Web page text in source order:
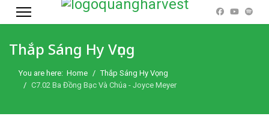
Thắp Sáng Hy Vọng
You are here: Home
Thắp Sáng Hy Vọng
C7.02 Ba Đồng Bạc Và Chúa - Joyce Meyer